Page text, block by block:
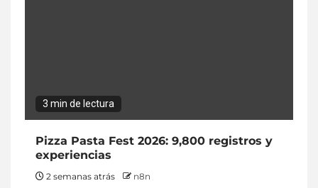
3 min de lectura
Pizza Pasta Fest 2026: 9,800 registros y
experiencias
2 semanas atrás n8n